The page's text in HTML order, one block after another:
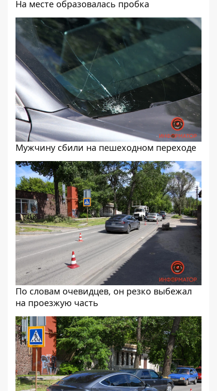
На месте образовалась пробка
Мужчину сбили на пешеходном переходе
По словам очевидцев, он резко выбежал
на проезжую часть